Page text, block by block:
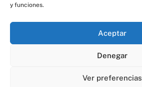
y funciones.
Aceptar
Denegar
Ver preferencias
Todos los derechos reservados © 2023